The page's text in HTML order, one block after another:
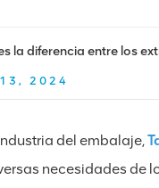
la diferencia entre los
2024
del embalaje,
necesidades de